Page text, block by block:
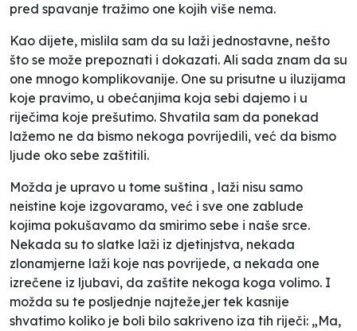
pred spavanje tražimo one kojih više nema.
Kao dijete, mislila sam da su laži jednostavne, nešto
što se može prepoznati i dokazati. Ali sada znam da su
one mnogo komplikovanije. One su prisutne u iluzijama
koje pravimo, u obećanjima koja sebi dajemo i u
riječima koje prešutimo. Shvatila sam da ponekad
lažemo ne da bismo nekoga povrijedili, već da bismo
ljude oko sebe zaštitili.
Možda je upravo u tome suština , laži nisu samo
neistine koje izgovaramo, već i sve one zablude
kojima pokušavamo da smirimo sebe i naše srce.
Nekada su to slatke laži iz djetinjstva, nekada
zlonamjerne laži koje nas povrijede, a nekada one
izrečene iz ljubavi, da zaštite nekoga koga volimo. I
možda su te posljednje najteže,jer tek kasnije
shvatimo koliko je boli bilo sakriveno iza tih riječi: „Ma,